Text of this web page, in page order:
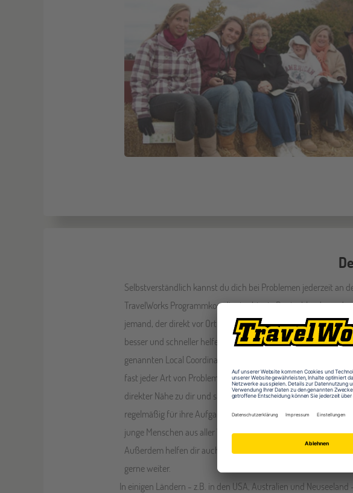
Selbstverständlich kannst du dich bei Problemen jederzeit an
TravelWorks Programmkoordinator hier in Deutschland
jemand, der direkt vor Ort ist, kann dir in vielen Situationen
besser und schneller helfen. Deshalb hat jeder
genannten Local Coordinator, der für dich ein erster
fast jeder Art von Problemen ist. Unsere Local Coordinators
direkter Nähe zu dir und sind meist Ehrenamtliche jeden
regelmäßig für ihre Aufgabe geschult werden und denen es
junge Menschen aus aller Welt bei ihrem Austauschjahr zu
Außerdem helfen dir auch unsere Kollegen in den Partnerbüros
gerne weiter.
In einigen Ländern - z.B. in den USA, Australien und